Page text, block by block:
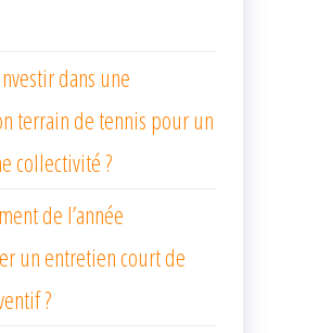
dans une
terrain de tennis pour un
collectivité ?
de l’année
un entretien court de
?